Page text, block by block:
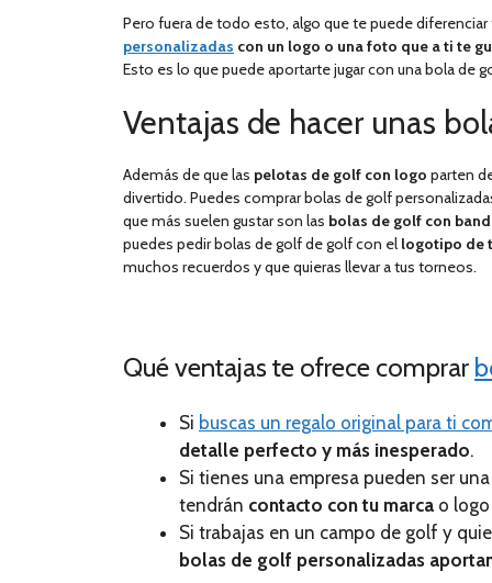
Pero fuera de todo esto, algo que te puede
personalizadas con un logo o una foto que a ti te
Esto es lo que puede aportarte jugar con una bola de
Ventajas de hacer unas
Además de que las pelotas de golf con logo parten
divertido. Puedes comprar bolas de golf
que más suelen gustar son las bolas de golf con
puedes pedir bolas de golf de golf con el logotipo de
muchos recuerdos y que quieras llevar a tus torneos.
Qué ventajas te ofrece comprar
Si buscas un regalo original para ti
detalle perfecto y más inesperado.
Si tienes una empresa pueden ser una
tendrán contacto con tu marca o
Si trabajas en un campo de golf y
bolas de golf personalizadas